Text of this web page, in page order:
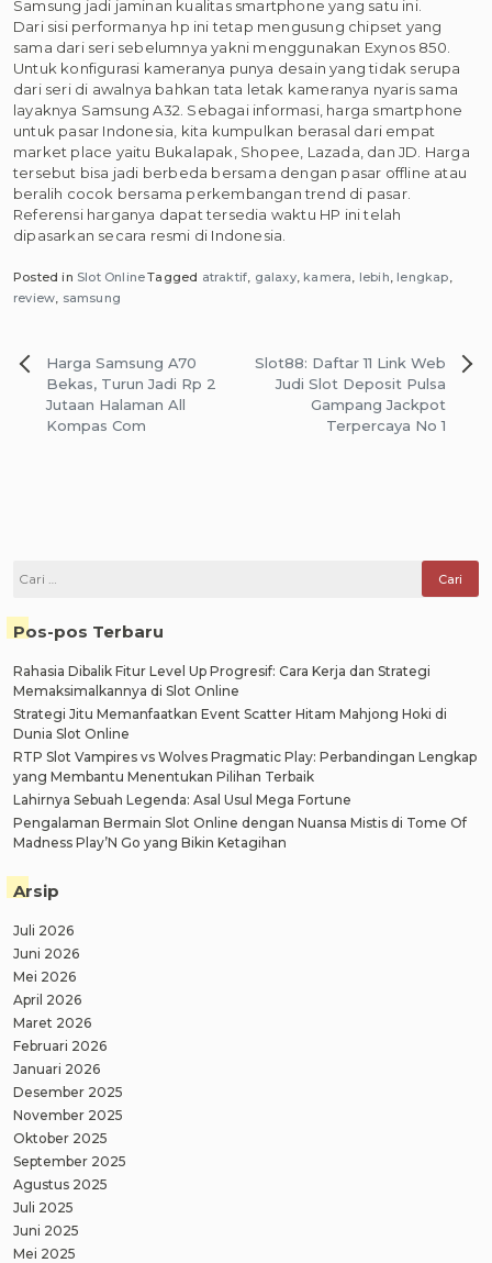
Samsung jadi jaminan kualitas smartphone yang satu ini.
Dari sisi performanya hp ini tetap mengusung chipset yang
sama dari seri sebelumnya yakni menggunakan Exynos 850.
Untuk konfigurasi kameranya punya desain yang tidak serupa
dari seri di awalnya bahkan tata letak kameranya nyaris sama
layaknya Samsung A32. Sebagai informasi, harga smartphone
untuk pasar Indonesia, kita kumpulkan berasal dari empat
market place yaitu Bukalapak, Shopee, Lazada, dan JD. Harga
tersebut bisa jadi berbeda bersama dengan pasar offline atau
beralih cocok bersama perkembangan trend di pasar.
Referensi harganya dapat tersedia waktu HP ini telah
dipasarkan secara resmi di Indonesia.
Posted in Slot OnlineTagged atraktif, galaxy, kamera, lebih, lengkap,
review, samsung
Navigasi
pos
Harga Samsung A70
Bekas, Turun Jadi Rp 2
Jutaan Halaman All
Kompas Com
Slot88: Daftar 11 Link Web
Judi Slot Deposit Pulsa
Gampang Jackpot
Terpercaya No 1
Cari
Pos-pos Terbaru
Rahasia Dibalik Fitur Level Up Progresif: Cara Kerja dan Strategi
Memaksimalkannya di Slot Online
Strategi Jitu Memanfaatkan Event Scatter Hitam Mahjong Hoki di
Dunia Slot Online
RTP Slot Vampires vs Wolves Pragmatic Play: Perbandingan Lengkap
yang Membantu Menentukan Pilihan Terbaik
Lahirnya Sebuah Legenda: Asal Usul Mega Fortune
Pengalaman Bermain Slot Online dengan Nuansa Mistis di Tome Of
Madness Play’N Go yang Bikin Ketagihan
Arsip
Juli 2026
Juni 2026
Mei 2026
April 2026
Maret 2026
Februari 2026
Januari 2026
Desember 2025
November 2025
Oktober 2025
September 2025
Agustus 2025
Juli 2025
Juni 2025
Mei 2025